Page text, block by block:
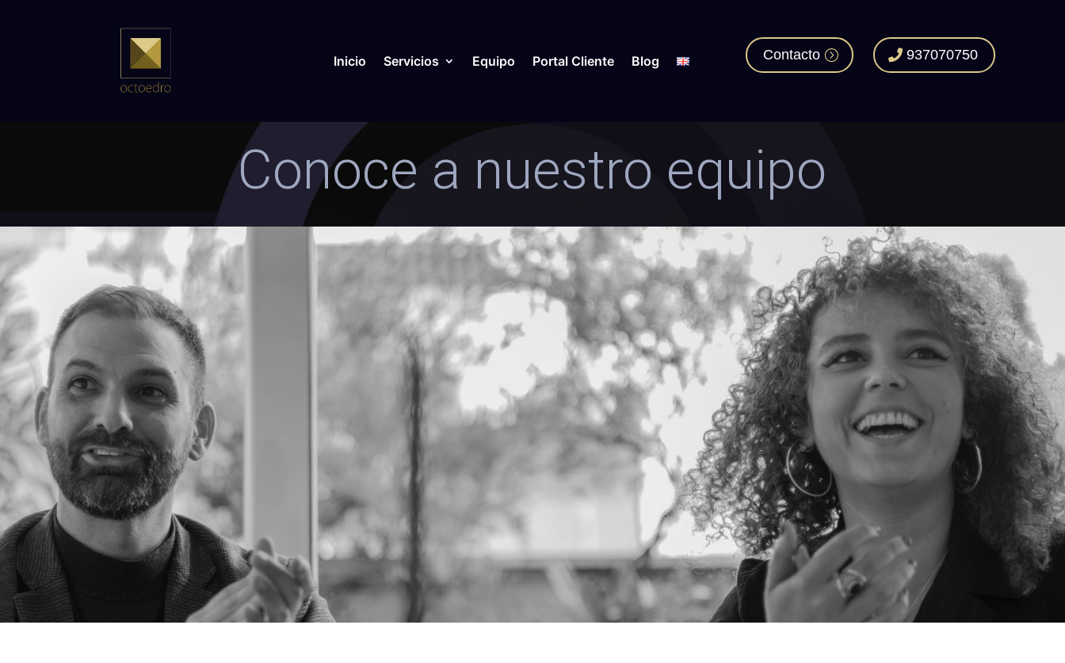
Inicio Servicios Equipo Portal Cliente Blog Contacto 937070750
Conoce a nuestro equipo